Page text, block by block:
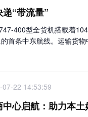
“带流量”
400型全货机搭载着
首条中东航线。运输货物
07-22 14:53:59
心启航：助力本